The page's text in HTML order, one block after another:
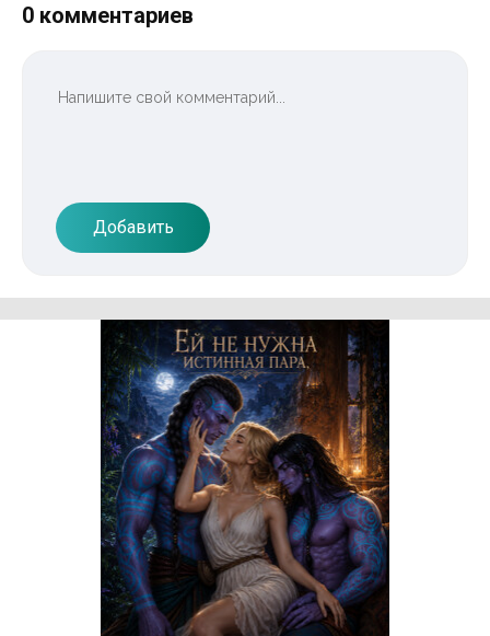
0 комментариев
Добавить